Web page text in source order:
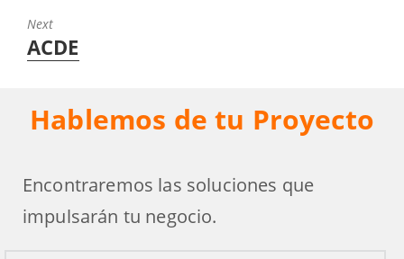
Next
ACDE
Hablemos de tu Proyecto
Encontraremos las soluciones que
impulsarán tu negocio.